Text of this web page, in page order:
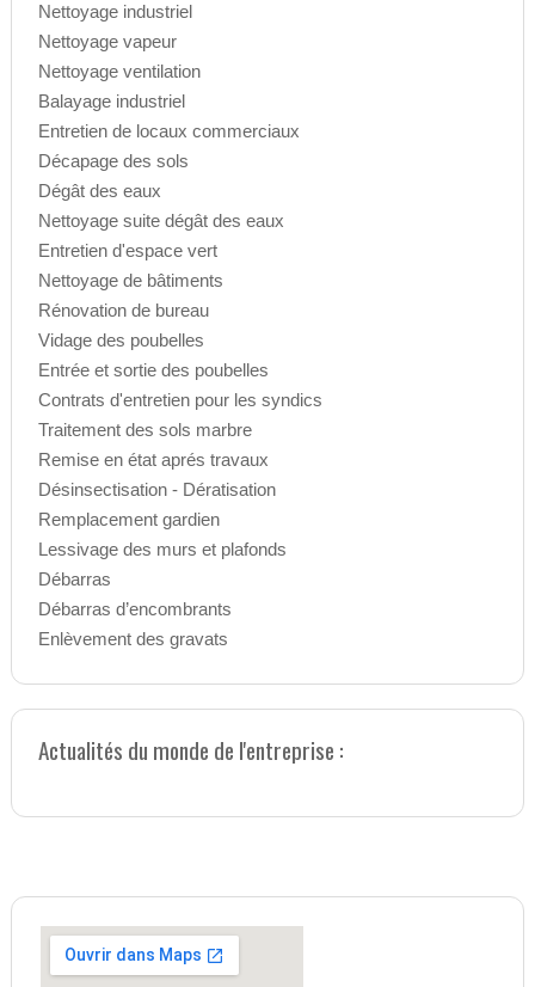
Nettoyage industriel
Nettoyage vapeur
Nettoyage ventilation
Balayage industriel
Entretien de locaux commerciaux
Décapage des sols
Dégât des eaux
Nettoyage suite dégât des eaux
Entretien d'espace vert
Nettoyage de bâtiments
Rénovation de bureau
Vidage des poubelles
Entrée et sortie des poubelles
Contrats d'entretien pour les syndics
Traitement des sols marbre
Remise en état aprés travaux
Désinsectisation - Dératisation
Remplacement gardien
Lessivage des murs et plafonds
Débarras
Débarras d’encombrants
Enlèvement des gravats
Actualités du monde de l'entreprise :